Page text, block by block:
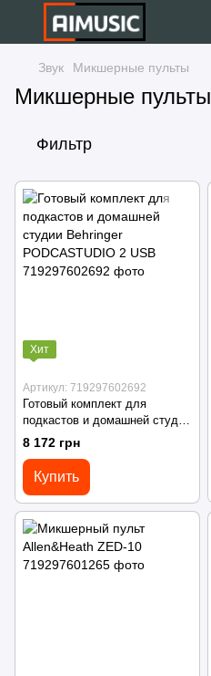
Звук Микшерные пульты
Микшерные пульты
Фильтр
Хит
Артикул: 719297602692
Готовый комплект для
подкастов и домашней студии
Behringer PODCASTUDIO 2
8 172 грн
Купить